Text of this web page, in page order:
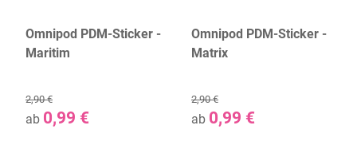
Omnipod PDM-Sticker -
Maritim
ab 0,99 €
2,90 €
Omnipod PDM-Sticker -
Matrix
ab 0,99 €
2,90 €